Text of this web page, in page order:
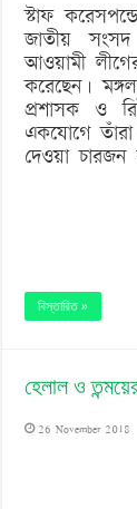
স্টাফ
জাতীয় সংসদ
আওয়ামী
করেছেন।
প্রশাসক ও
একযোগে
দেওয়া
বিস্তারিত »
হেলাল ও
26 November 2018